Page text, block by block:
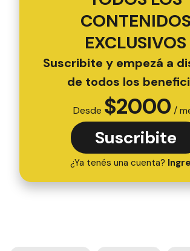
CONTENIDOS
EXCLUSIVOS
Suscribite y empezá a
de todos los
Desde $2000 /
Suscribite
¿Ya tenés una cuenta?